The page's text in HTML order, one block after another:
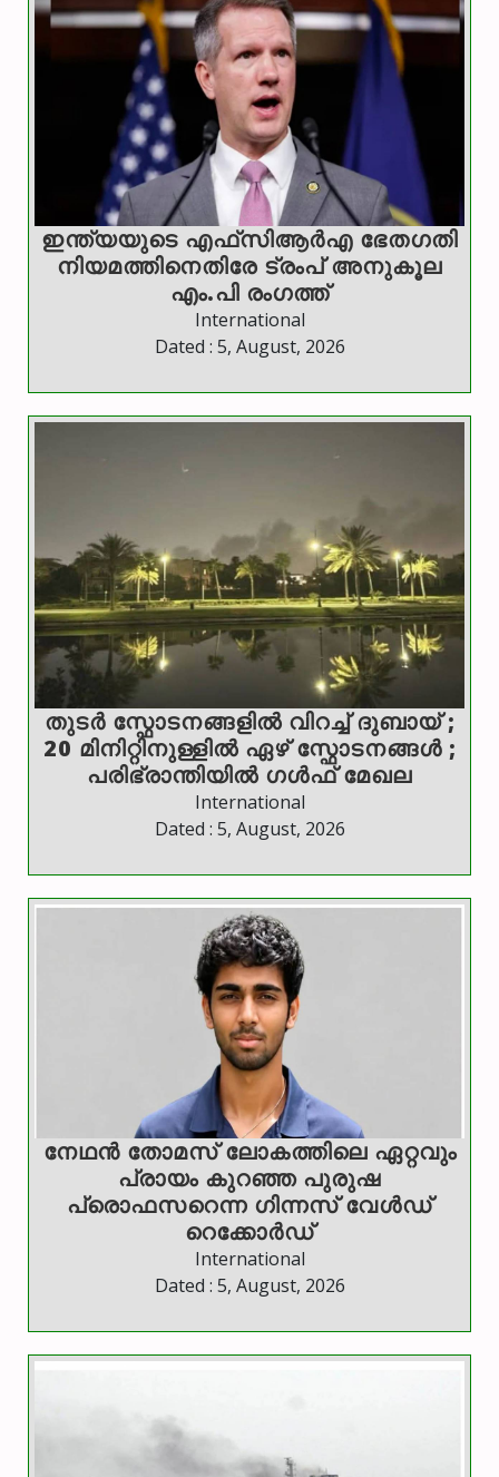
ഇന്ത്യയുടെ എഫ്‌സിആര്‍എ ഭേതഗതി
നിയമത്തിനെതിരേ ട്രംപ് അനുകൂല
എം.പി രംഗത്ത്
International
Dated : 5, August, 2026
തുടർ സ്ഫോടനങ്ങളിൽ വിറച്ച് ദുബായ് ;
20 മിനിറ്റിനുള്ളിൽ ഏഴ് സ്ഫോടനങ്ങൾ ;
പരിഭ്രാന്തിയിൽ ഗൾഫ് മേഖല
International
Dated : 5, August, 2026
നേഥന്‍ തോമസ് ലോകത്തിലെ ഏറ്റവും
പ്രായം കുറഞ്ഞ പുരുഷ
പ്രൊഫസറെന്ന ഗിന്നസ് വേള്‍ഡ്
റെക്കോര്‍ഡ്
International
Dated : 5, August, 2026